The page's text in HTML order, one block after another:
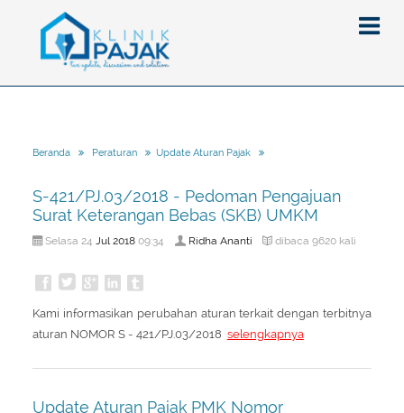
Pajak
Pengantar
Pajak Pertambahan Nilai (PPN)
Peraturan
SPT Masa
Event
Beranda Peraturan Update Aturan Pajak
S-421/PJ.03/2018 - Pedoman Pengajuan
Surat Keterangan Bebas (SKB) UMKM
Selasa 24 Jul 201809:34 Ridha Ananti dibaca 9620 kali
Kami informasikan perubahan aturan terkait dengan terbitnya
aturan NOMOR S - 421/PJ.03/2018 selengkapnya
Update Aturan Pajak PMK Nomor